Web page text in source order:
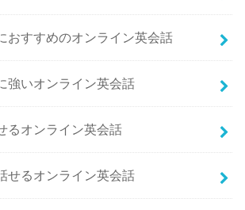
おすすめのオンライン英会話
強いオンライン英会話
るオンライン英会話
せるオンライン英会話